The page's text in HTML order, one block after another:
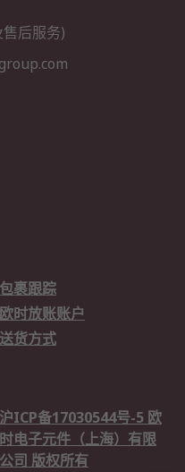
后服务)
包裹跟踪
欧时放账账户
送货方式
沪ICP备17030544号-5 欧
时电子元件（上海）有限
公司 版权所有